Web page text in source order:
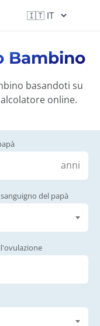
Bambino
basandoti su
online.
anni
del papà